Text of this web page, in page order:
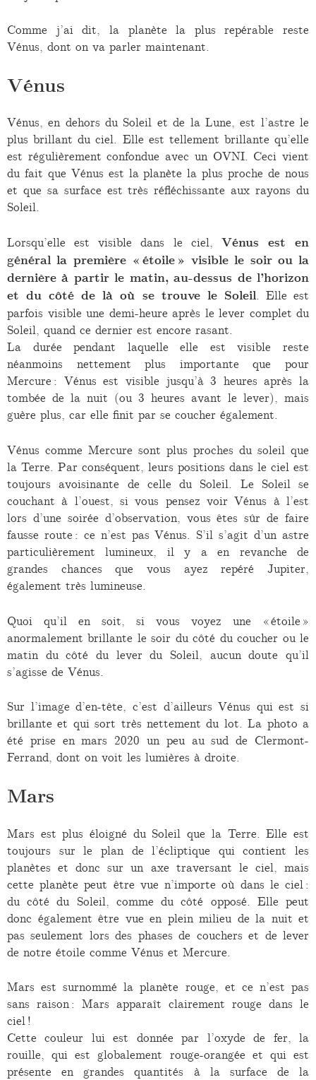
Comme j’ai dit, la planète la plus repérable reste
Vénus, dont on va parler maintenant.
Vénus
Vénus, en dehors du Soleil et de la Lune, est l’astre le
plus brillant du ciel. Elle est tellement brillante qu’elle
est régulièrement confondue avec un OVNI. Ceci vient
du fait que Vénus est la planète la plus proche de nous
et que sa surface est très réfléchissante aux rayons du
Soleil.
Lorsqu’elle est visible dans le ciel, Vénus est en
général la première « étoile » visible le soir ou la
dernière à partir le matin, au-dessus de l’horizon
et du côté de là où se trouve le Soleil. Elle est
parfois visible une demi-heure après le lever complet du
Soleil, quand ce dernier est encore rasant.
La durée pendant laquelle elle est visible reste
néanmoins nettement plus importante que pour
Mercure : Vénus est visible jusqu’à 3 heures après la
tombée de la nuit (ou 3 heures avant le lever), mais
guère plus, car elle finit par se coucher également.
Vénus comme Mercure sont plus proches du soleil que
la Terre. Par conséquent, leurs positions dans le ciel est
toujours avoisinante de celle du Soleil. Le Soleil se
couchant à l’ouest, si vous pensez voir Vénus à l’est
lors d’une soirée d’observation, vous êtes sûr de faire
fausse route : ce n’est pas Vénus. S’il s’agit d’un astre
particulièrement lumineux, il y a en revanche de
grandes chances que vous ayez repéré Jupiter,
également très lumineuse.
Quoi qu’il en soit, si vous voyez une « étoile »
anormalement brillante le soir du côté du coucher ou le
matin du côté du lever du Soleil, aucun doute qu’il
s’agisse de Vénus.
Sur l’image d’en-tête, c’est d’ailleurs Vénus qui est si
brillante et qui sort très nettement du lot. La photo a
été prise en mars 2020 un peu au sud de Clermont-
Ferrand, dont on voit les lumières à droite.
Mars
Mars est plus éloigné du Soleil que la Terre. Elle est
toujours sur le plan de l’écliptique qui contient les
planètes et donc sur un axe traversant le ciel, mais
cette planète peut être vue n’importe où dans le ciel :
du côté du Soleil, comme du côté opposé. Elle peut
donc également être vue en plein milieu de la nuit et
pas seulement lors des phases de couchers et de lever
de notre étoile comme Vénus et Mercure.
Mars est surnommé la planète rouge, et ce n’est pas
sans raison : Mars apparaît clairement rouge dans le
ciel !
Cette couleur lui est donnée par l’oxyde de fer, la
rouille, qui est globalement rouge-orangée et qui est
présente en grandes quantités à la surface de la